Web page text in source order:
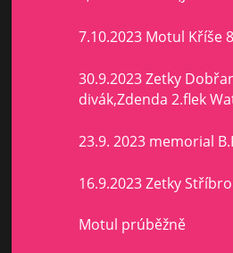
7.10.2023 Motul Kříše
30.9.2023 Zetky
divák,Zdenda 2.flek
23.9. 2023 memorial
16.9.2023 Zetky Stříbro
Motul prúběžně